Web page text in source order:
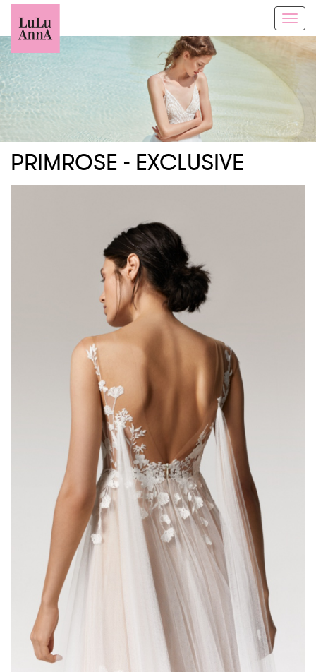
PRIMROSE - EXCLUSIVE